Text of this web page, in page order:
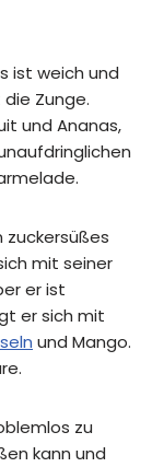
ist weich und
Zunge.
und Ananas,
mit seiner
er ist
er sich mit
und Mango.
zu
kann und